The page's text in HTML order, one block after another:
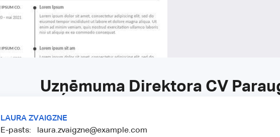
Uzņēmuma Direktora CV
LAURA ZVAIGZNE
E-pasts: laura.zvaigzne@example.com